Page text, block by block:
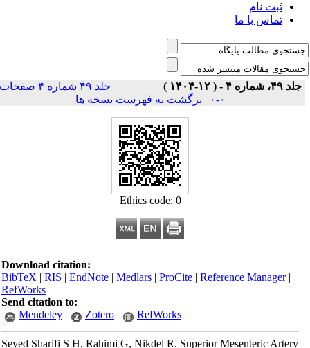
ثبت نام
تماس با ما
جلد ۴۹، شماره ۴ - ( ۱۲-۱۴۰۴ )
جلد ۴۹ شماره ۴ صفحات
| برگشت به فهرست نسخه ها
Ethics code: 0
Download citation:
BibTeX|RIS|EndNote|Medlars|ProCite|Reference Manager
RefWorks
Send citation to:
Mendeley
Zotero RefWorks
Seyed Sharifi S H, Rahimi G, Nikdel R. Superior Mesenteric Artery